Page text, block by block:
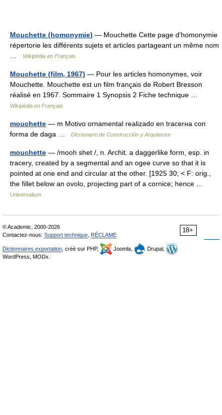
Mouchette (homonymie) — Mouchette Cette page d’homonymie
répertorie les différents sujets et articles partageant un même nom
…
Wikipédia en Français
Mouchette (film, 1967) — Pour les articles homonymes, voir
Mouchette. Mouchette est un film français de Robert Bresson
réalisé en 1967. Sommaire 1 Synopsis 2 Fiche technique …
Wikipédia en Français
mouchette — m Motivo ornamental realizado en tracerнa con
forma de daga …
Diccionario de Construcción y Arquitectur
mouchette — /mooh shet /, n. Archit. a daggerlike form, esp. in
tracery, created by a segmental and an ogee curve so that it is
pointed at one end and circular at the other. [1925 30; < F: orig.,
the fillet below an ovolo, projecting part of a cornice; hence …
Universalium
18+
© Academic, 2000-2026
Contactez-nous: Support technique RÉCLAME
Dictionnaires exportation , créé sur PHP, Joomla,
Drupal,
WordPress, MODx.